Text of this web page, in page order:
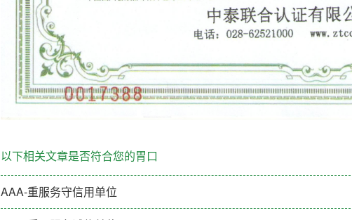
以下相关文章是否符合您的胃口
AAA-重服务守信用单位